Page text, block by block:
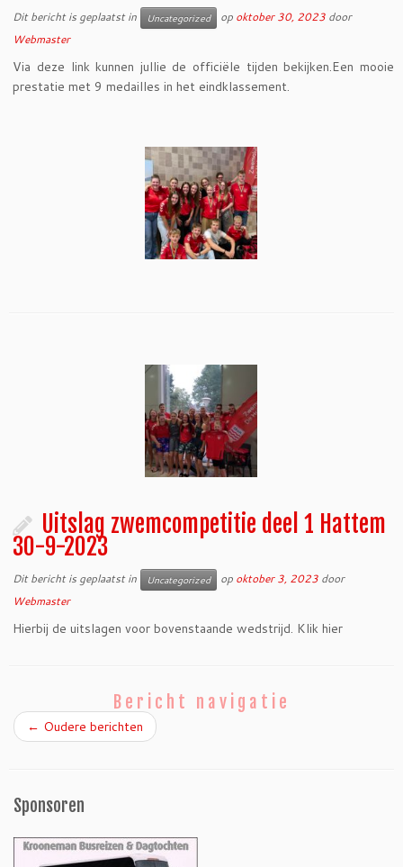
Dit bericht is geplaatst in Uncategorized op oktober 30, 2023 door
Webmaster
Via deze link kunnen jullie de officiële tijden bekijken.Een mooie
prestatie met 9 medailles in het eindklassement.
Uitslag zwemcompetitie deel 1 Hattem
30-9-2023
Dit bericht is geplaatst in Uncategorized op oktober 3, 2023 door
Webmaster
Hierbij de uitslagen voor bovenstaande wedstrijd. Klik hier
Bericht navigatie
← Oudere berichten
Sponsoren